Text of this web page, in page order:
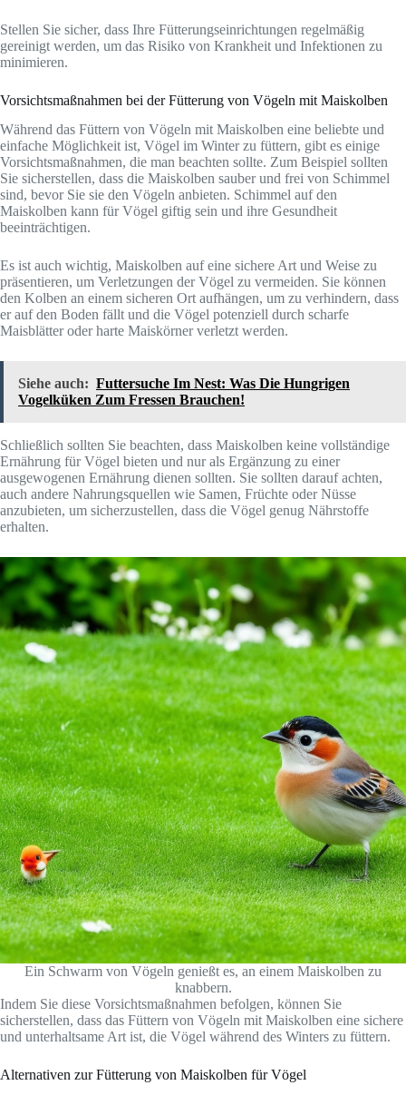
Stellen Sie sicher, dass Ihre Fütterungseinrichtungen regelmäßig
gereinigt werden, um das Risiko von Krankheit und Infektionen zu
minimieren.
Vorsichtsmaßnahmen bei der Fütterung von Vögeln mit Maiskolben
Während das Füttern von Vögeln mit Maiskolben eine beliebte und
einfache Möglichkeit ist, Vögel im Winter zu füttern, gibt es einige
Vorsichtsmaßnahmen, die man beachten sollte. Zum Beispiel sollten
Sie sicherstellen, dass die Maiskolben sauber und frei von Schimmel
sind, bevor Sie sie den Vögeln anbieten. Schimmel auf den
Maiskolben kann für Vögel giftig sein und ihre Gesundheit
beeinträchtigen.
Es ist auch wichtig, Maiskolben auf eine sichere Art und Weise zu
präsentieren, um Verletzungen der Vögel zu vermeiden. Sie können
den Kolben an einem sicheren Ort aufhängen, um zu verhindern, dass
er auf den Boden fällt und die Vögel potenziell durch scharfe
Maisblätter oder harte Maiskörner verletzt werden.
Siehe auch: Futtersuche Im Nest: Was Die Hungrigen
Vogelküken Zum Fressen Brauchen!
Schließlich sollten Sie beachten, dass Maiskolben keine vollständige
Ernährung für Vögel bieten und nur als Ergänzung zu einer
ausgewogenen Ernährung dienen sollten. Sie sollten darauf achten,
auch andere Nahrungsquellen wie Samen, Früchte oder Nüsse
anzubieten, um sicherzustellen, dass die Vögel genug Nährstoffe
erhalten.
Ein Schwarm von Vögeln genießt es, an einem Maiskolben zu
knabbern.
Indem Sie diese Vorsichtsmaßnahmen befolgen, können Sie
sicherstellen, dass das Füttern von Vögeln mit Maiskolben eine sichere
und unterhaltsame Art ist, die Vögel während des Winters zu füttern.
Alternativen zur Fütterung von Maiskolben für Vögel